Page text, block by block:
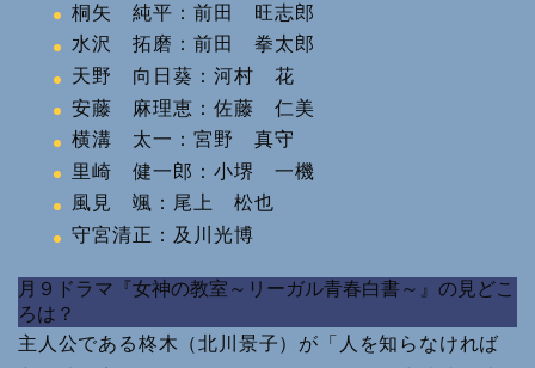
桐矢 純平：前田 旺志郎
水沢 拓磨：前田 拳太郎
天野 向日葵：河村 花
安藤 麻理恵：佐藤 仁美
横溝 太一：宮野 真守
里崎 健一郎：小堺 一機
風見 颯：尾上 松也
守宮清正：及川光博
月９ドラマ『女神の教室～リーガル青春白書～』の見どこ
ろは？
主人公である柊木（北川景子）が「人を知らなければ